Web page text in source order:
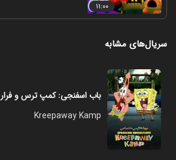
۱۱:۰۰
سریال‌های مشابه
باب اسفنجی: کمپ ترس و فرار
Kreepaway Kamp